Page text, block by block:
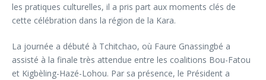
les pratiques culturelles, il a pris part aux moments clés de
cette célébration dans la région de la Kara.
La journée a débuté à Tchitchao, où Faure Gnassingbé a
assisté à la finale très attendue entre les coalitions Bou-Fatou
et Kigbèling-Hazé-Lohou. Par sa présence, le Président a